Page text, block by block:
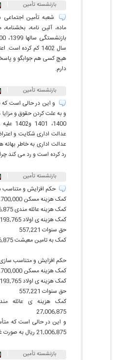
بازنشسته تأمین
اجتماعی
شعبه تأمین اجتماعی
ماده، آئین نامه،
سال 1402 کم کرده
هیچ کسی هم جوابگو و
دارم.
بازنشسته تأمین
و این در حالی است که
1400،
عدالت اداری شکایت و
عدالت اداری به خاطر
رد کرده است و رد می کند
بازنشسته تأمین
اجتماعی
حکم افزایش و متناسب
کمک هزینه مسکن 2,700,000
کمک هزینه عائله مندی 21,006,875
کمک هزینه ی اولاد 17,193,765
حق سنوات 557,221
کمک به تامین معیشت 27,006,875
حکم افزایش و متناسب سازی
کمک هزینه مسکن 2,700,000
کمک هزینه ی اولاد 17,193,765
حق سنوات 557,221
کمک هزینه ی عائله
27,006,875
و این در حالی است که
21,006,875 ریال به صورت غیر قانونی کم کردن چرا؟
بازنشسته تأمین